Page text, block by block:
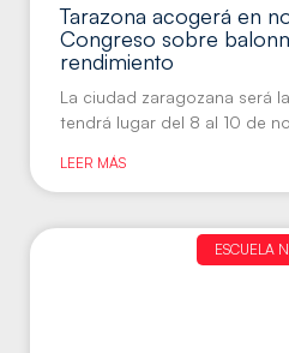
Tarazona acogerá en
Congreso sobre
rendimiento
La ciudad zaragozana será
tendrá lugar del 8 al 10 de
LEER MÁS
ESCUELA